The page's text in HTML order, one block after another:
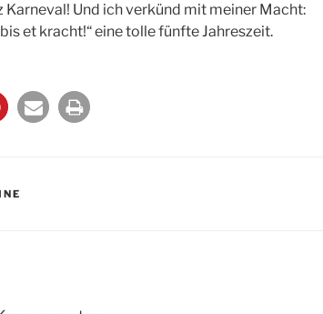
Karneval! Und ich verkünd mit meiner Macht:
et kracht!“ eine tolle fünfte Jahreszeit.